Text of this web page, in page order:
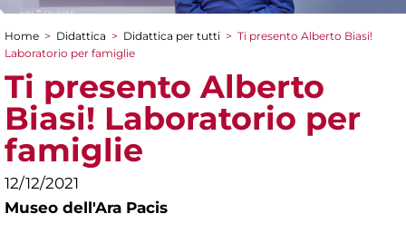
Tu sei qui
Home > Didattica > Didattica per tutti > Ti presento Alberto Biasi!
Laboratorio per famiglie
Ti presento Alberto
Biasi! Laboratorio per
famiglie
12/12/2021
Museo dell'Ara Pacis